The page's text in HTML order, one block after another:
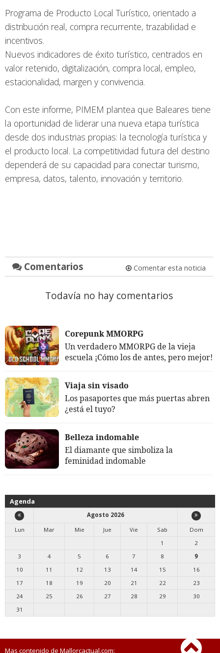
Programa de Producto Local Turístico, orientado a
distribución real, compra recurrente, trazabilidad e
incentivos.
Nuevos indicadores de éxito turístico, centrados en
valor retenido, digitalización, compra local, empleo,
estacionalidad, margen y convivencia.
Con este informe, PIMEM plantea que Baleares tiene
la oportunidad de liderar una nueva etapa turística
desde dos industrias propias: la tecnología turística y
el producto local. La competitividad futura del destino
dependerá de su capacidad para conectar turismo,
empresa, datos, talento, innovación y territorio.
Comentarios Comentar esta noticia
Todavía no hay comentarios
Corepunk MMORPG
Un verdadero MMORPG de la vieja
escuela ¡Cómo los de antes, pero mejor!
Viaja sin visado
Los pasaportes que más puertas abren
¿está el tuyo?
Belleza indomable
El diamante que simboliza la
feminidad indomable
Agenda
Agosto 2026
Lun
Mar Mie Jue Vie Sab
Dom
1
2
3
4 5 6 7 8
9
10
11 12 13 14 15
16
17
18 19 20 21 22
23
24
25 26 27 28 29
30
31
Mas contenido de Mallorcactual.com: